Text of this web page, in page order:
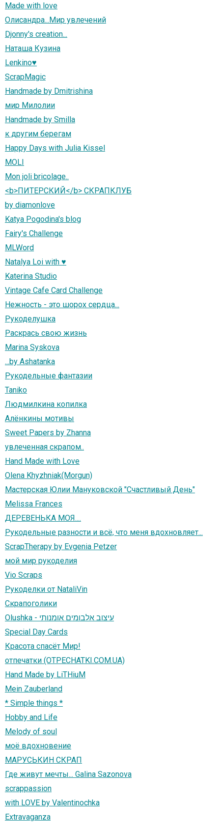
Мade with love
Олисандра...Мир увлечений
Djonny's creation...
Наташа Кузина
Lenkino♥
ScrapMagic
Handmade by Dmitrishina
мир Милолии
Handmade by Smilla
к другим берегам
Happy Days with Julia Kissel
MOLI
Mon joli bricolage..
<b>ПИТЕРСКИЙ</b> СКРАПКЛУБ
by diamonlove
Katya Pogodina's blog
Fairy's Challenge
MLWord
Natalya Loi with ♥
Katerina Studio
Vintage Cafe Card Challenge
Нежность - это шорох сердца...
Рукоделушка
Раскрась свою жизнь
Marina Syskova
...by Ashatanka
Рукодельные фантазии
Taniko
Людмилкина копилка
Алёнкины мотивы
Sweet Papers by Zhanna
увлеченная скрапом..
Hand Made with Love
Olena Khyzhniak(Morgun)
Мастерская Юлии Мануковской "Счастливый День"
Melissa Frances
ДЕРЕВЕНЬКА МОЯ....
Рукодельные разности и всё, что меня вдохновляет...
ScrapTherapy by Evgenia Petzer
мой мир рукоделия
Vio Scraps
Рукоделки от NataliVin
Скрапоголики
Olushka - עיצוב אלבומים אומנותי
Special Day Cards
Красота спасёт Мир!
отпечатки (OTPECHATKI.COM.UA)
Hand Made by LiTHiuM
Mein Zauberland
* Simple things *
Hobby and Life
Melody of soul
моё вдохновение
МАРУСЬКИН СКРАП
Где живут мечты... Galina Sazonova
scrappassion
with LOVE by Valentinochka
Extravaganza